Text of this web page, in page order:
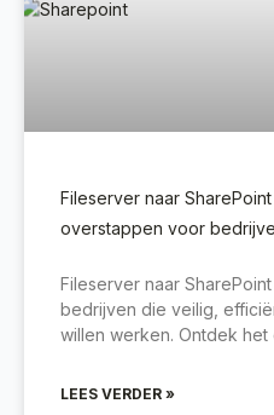
Fileserver naar
overstappen voor
Fileserver naar
bedrijven die veilig,
willen werken. Ontdek
LEES VERDER »